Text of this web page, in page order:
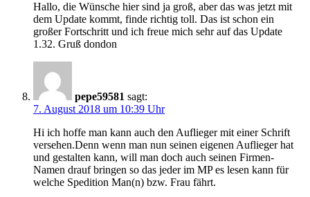
Hallo, die Wünsche hier sind ja groß, aber das was jetzt mit
dem Update kommt, finde richtig toll. Das ist schon ein
großer Fortschritt und ich freue mich sehr auf das Update
1.32. Gruß dondon
pepe59581 sagt:
7. August 2018 um 10:39 Uhr
Hi ich hoffe man kann auch den Auflieger mit einer Schrift
versehen.Denn wenn man nun seinen eigenen Auflieger hat
und gestalten kann, will man doch auch seinen Firmen-
Namen drauf bringen so das jeder im MP es lesen kann für
welche Spedition Man(n) bzw. Frau fährt.